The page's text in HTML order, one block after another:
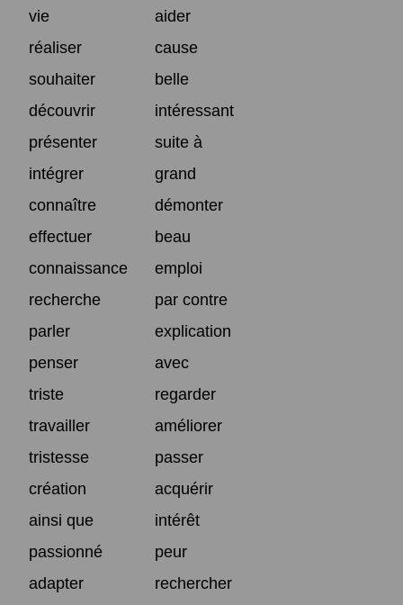
vie
aider
réaliser
cause
souhaiter
belle
découvrir
intéressant
présenter
suite à
intégrer
grand
connaître
démonter
effectuer
beau
connaissance
emploi
recherche
par contre
parler
explication
penser
avec
triste
regarder
travailler
améliorer
tristesse
passer
création
acquérir
ainsi que
intérêt
passionné
peur
adapter
rechercher